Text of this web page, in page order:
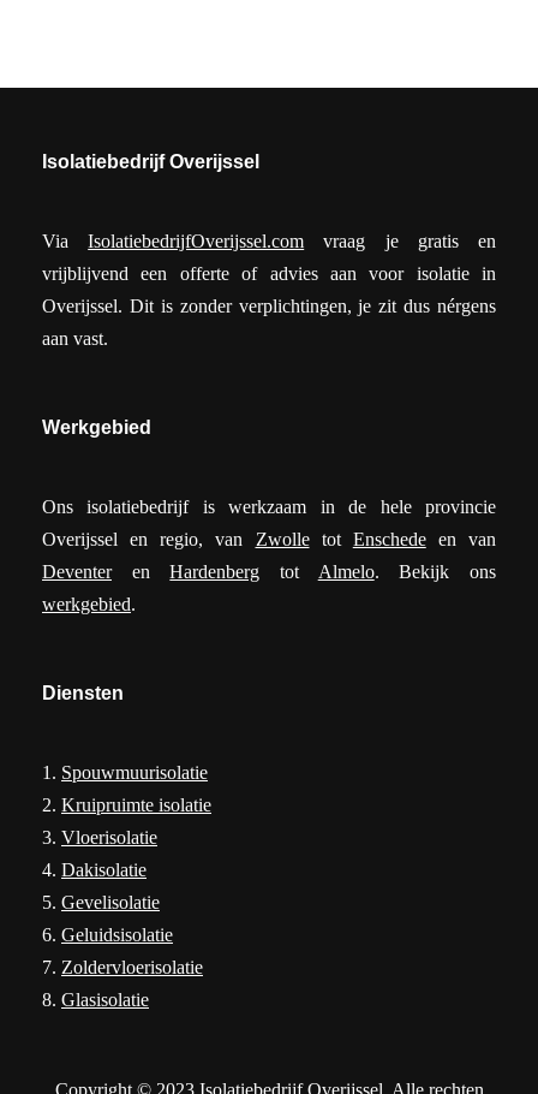
Isolatiebedrijf Overijssel
ViaIsolatiebedrijfOverijssel.com vraag je gratis en
vrijblijvend een offerte of advies aan voor isolatie in
Overijssel. Dit is zonder verplichtingen, je zit dus nérgens
aan vast.
Werkgebied
Ons isolatiebedrijf is werkzaam in de hele provincie
Overijssel en regio, van Zwolletot Enschedeen van
DeventerenHardenberg tot Almelo. Bekijk ons
werkgebied.
Diensten
1. Spouwmuurisolatie
2. Kruipruimte isolatie
3. Vloerisolatie
4. Dakisolatie
5. Gevelisolatie
6. Geluidsisolatie
7. Zoldervloerisolatie
8. Glasisolatie